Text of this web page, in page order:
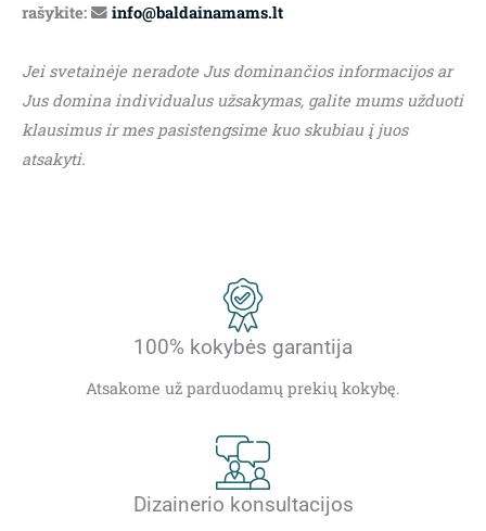
rašykite:
info@baldainamams.lt
Jei svetainėje neradote Jus dominančios informacijos ar
Jus domina individualus užsakymas, galite mums užduoti
klausimus ir mes pasistengsime kuo skubiau į juos
atsakyti.
100% kokybės garantija
Atsakome už parduodamų prekių kokybę.
Dizainerio konsultacijos